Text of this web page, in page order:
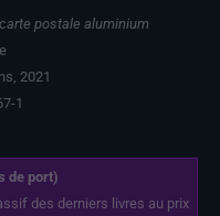
postale aluminium
2021
1
de port)
des derniers livres au prix